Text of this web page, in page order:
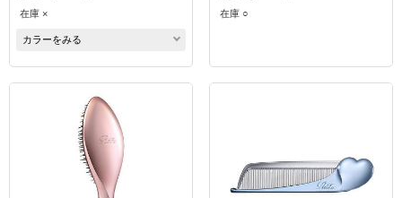
在庫 ×
カラーをみる
在庫 ○